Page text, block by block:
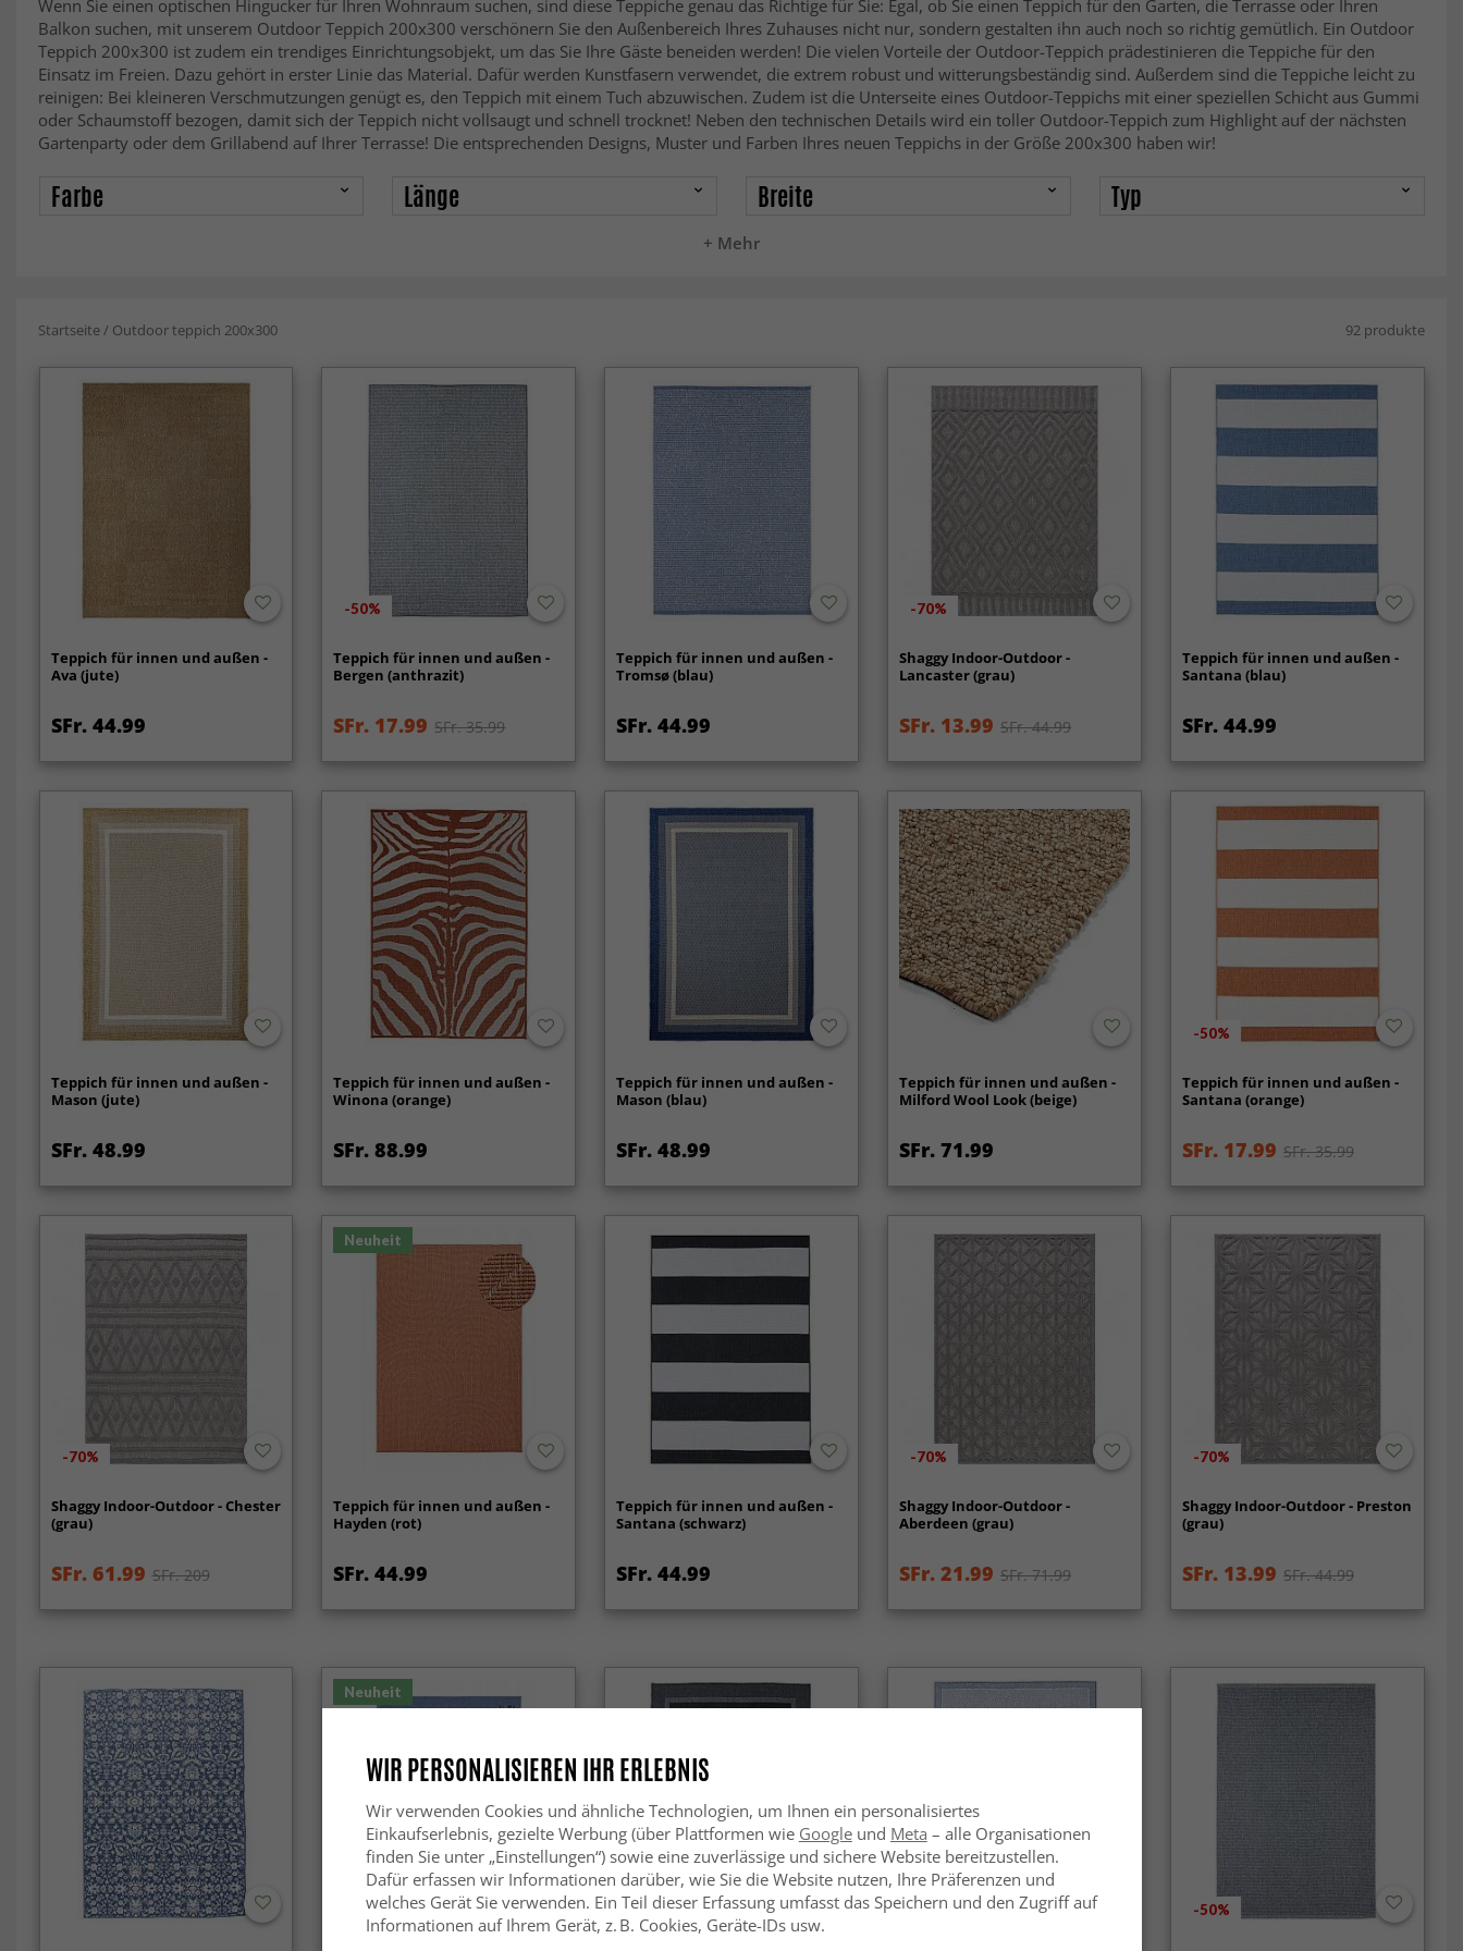
Wenn Sie einen optischen Hingucker für Ihren Wohnraum suchen, sind diese Teppiche genau das Richtige für Sie: Egal, ob Sie einen Teppich für den Garten, die Terrasse oder Ihren
Balkon suchen, mit unserem Outdoor Teppich 200x300 verschönern Sie den Außenbereich Ihres Zuhauses nicht nur, sondern gestalten ihn auch noch so richtig gemütlich. Ein Outdoor
Teppich 200x300 ist zudem ein trendiges Einrichtungsobjekt, um das Sie Ihre Gäste beneiden werden! Die vielen Vorteile der Outdoor-Teppich prädestinieren die Teppiche für den
Einsatz im Freien. Dazu gehört in erster Linie das Material. Dafür werden Kunstfasern verwendet, die extrem robust und witterungsbeständig sind. Außerdem sind die Teppiche leicht zu
reinigen: Bei kleineren Verschmutzungen genügt es, den Teppich mit einem Tuch abzuwischen. Zudem ist die Unterseite eines Outdoor-Teppichs mit einer speziellen Schicht aus Gummi
oder Schaumstoff bezogen, damit sich der Teppich nicht vollsaugt und schnell trocknet! Neben den technischen Details wird ein toller Outdoor-Teppich zum Highlight auf der nächsten
Gartenparty oder dem Grillabend auf Ihrer Terrasse! Die entsprechenden Designs, Muster und Farben Ihres neuen Teppichs in der Größe 200x300 haben wir!
+ Mehr
Farbe Länge Breite Typ
Startseite/ Outdoor teppich 200x300 92 produkte
Teppich für innen und außen -
Ava (jute)
SFr. 44.99
-50%
Teppich für innen und außen -
Bergen (anthrazit)
SFr. 17.99 SFr. 35.99
Teppich für innen und außen -
Tromsø (blau)
SFr. 44.99
-70%
Shaggy Indoor-Outdoor -
Lancaster (grau)
SFr. 13.99 SFr. 44.99
Teppich für innen und außen -
Santana (blau)
SFr. 44.99
Teppich für innen und außen -
Mason (jute)
SFr. 48.99
Teppich für innen und außen -
Winona (orange)
SFr. 88.99
Teppich für innen und außen -
Mason (blau)
SFr. 48.99
Teppich für innen und außen -
Milford Wool Look (beige)
SFr. 71.99
-50%
Teppich für innen und außen -
Santana (orange)
SFr. 17.99 SFr. 35.99
-70%
Shaggy Indoor-Outdoor - Chester
(grau)
SFr. 61.99 SFr. 209
Neuheit
Teppich für innen und außen -
Hayden (rot)
SFr. 44.99
Teppich für innen und außen -
Santana (schwarz)
SFr. 44.99
-70%
Shaggy Indoor-Outdoor -
Aberdeen (grau)
SFr. 21.99 SFr. 71.99
-70%
Shaggy Indoor-Outdoor - Preston
(grau)
SFr. 13.99 SFr. 44.99
Neuheit
-50%
WIR PERSONALISIEREN IHR ERLEBNIS
Wir verwenden Cookies und ähnliche Technologien, um Ihnen ein personalisiertes
Einkaufserlebnis, gezielte Werbung (über Plattformen wie Googleund Meta – alle Organisationen
finden Sie unter „Einstellungen“) sowie eine zuverlässige und sichere Website bereitzustellen.
Dafür erfassen wir Informationen darüber, wie Sie die Website nutzen, Ihre Präferenzen und
welches Gerät Sie verwenden. Ein Teil dieser Erfassung umfasst das Speichern und den Zugriff auf
Informationen auf Ihrem Gerät, z. B. Cookies, Geräte-IDs usw.